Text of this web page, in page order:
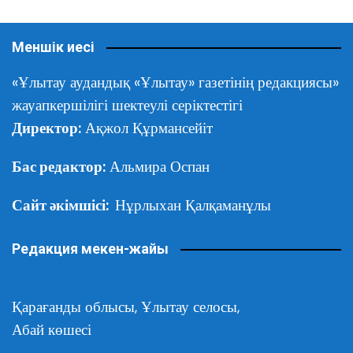
Меншік иесі
«Ұлытау аудандық «Ұлытау» газетінің редакциясы»
жауапкершілігі шектеулі серіктестігі
Директор: Ақжол Құрмансейіт
Бас редактор: Альмира Оспан
Сайт әкімшісі: Нұрлыхан Қалқаманұлы
Редакция мекен-жайы
Қарағанды облысы, Ұлытау селосы,
Абай көшесі